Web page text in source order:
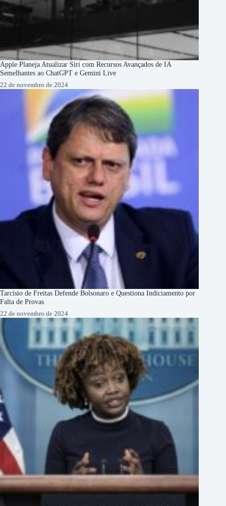
Apple Planeja Atualizar Siri com Recursos Avançados de IA
Semelhantes ao ChatGPT e Gemini Live
22 de novembro de 2024
Tarcísio de Freitas Defende Bolsonaro e Questiona Indiciamento por
Falta de Provas
22 de novembro de 2024